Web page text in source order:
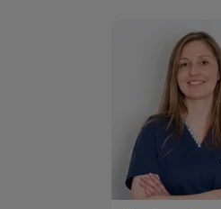
Docteur
RAOUS